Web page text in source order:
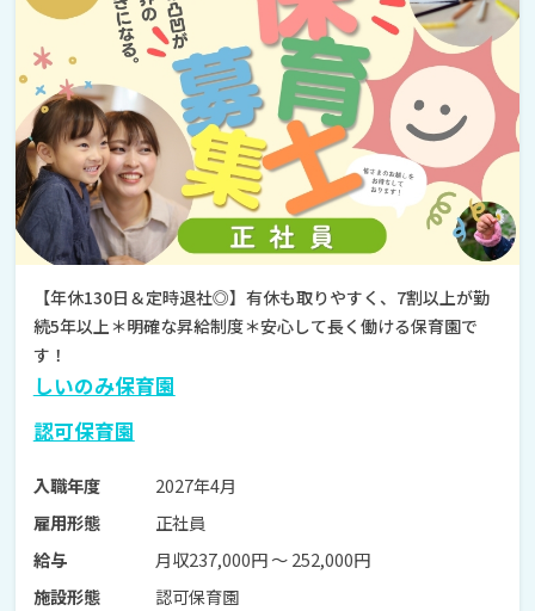
【年休130日＆定時退社◎】有休も取りやすく、7割以上が勤
続5年以上＊明確な昇給制度＊安心して長く働ける保育園で
す！
しいのみ保育園
認可保育園
入職年度
2027年4月
雇用形態
正社員
給与
月収237,000円 〜 252,000円
施設形態
認可保育園